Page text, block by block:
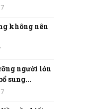
không nên
người lớn
sung...